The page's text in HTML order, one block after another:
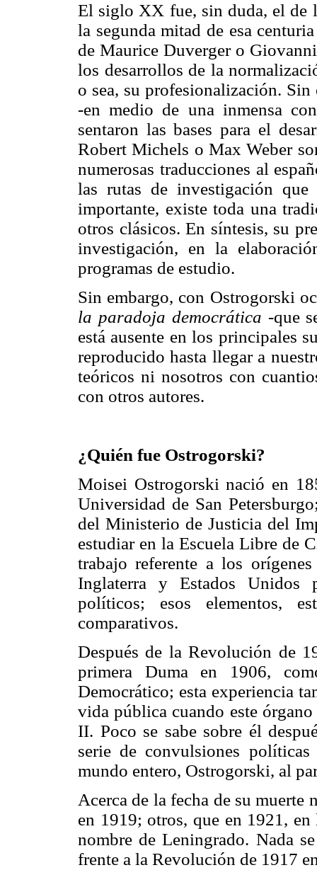
El siglo XX fue, sin duda, el de
la segunda mitad de esa
de Maurice Duverger o
los desarrollos de la
o sea, su profesionalización.
-en medio de una inmensa
sentaron las bases para el
Robert Michels o Max Weber
numerosas traducciones al
las rutas de investigación
importante, existe toda una
otros clásicos. En síntesis, su
investigación, en la
programas de estudio.
Sin embargo, con Ostrogorski
la paradoja democrática -que
está ausente en los principales
reproducido hasta llegar a
teóricos ni nosotros con
con otros autores.
¿Quién fue Ostrogorski?
Moisei Ostrogorski nació en
Universidad de San
del Ministerio de Justicia del
estudiar en la Escuela Libre de
trabajo referente a los
Inglaterra y Estados Unidos
políticos; esos elementos,
comparativos.
Después de la Revolución de
primera Duma en 1906,
Democrático; esta experiencia
vida pública cuando este
II. Poco se sabe sobre él
serie de convulsiones
mundo entero, Ostrogorski, al
Acerca de la fecha de su
en 1919; otros, que en 1921,
nombre de Leningrado. Nada
frente a la Revolución de 1917